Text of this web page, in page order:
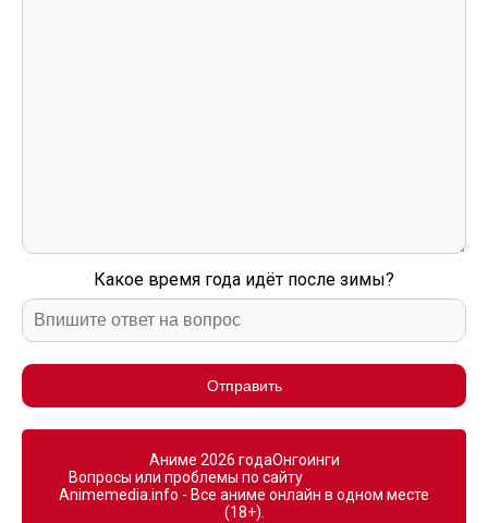
Какое время года идёт после зимы?
Отправить
Аниме 2026 годаОнгоинги
Вопросы или проблемы по сайту
Animemedia.info - Все аниме онлайн в одном месте
(18+).